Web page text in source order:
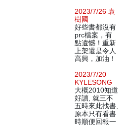
2023/7/26 袁
樹國
好些書都沒有
prc檔案，有
點遺憾！重新
上架還是令人
高興，加油！
2023/7/20
KYLESONG
大概2010知道
好讀, 就三不
五時來此找書,
原本只有看書
時順便回報一